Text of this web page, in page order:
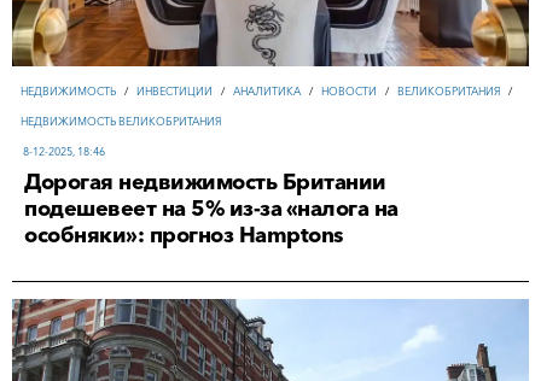
НЕДВИЖИМОСТЬ / ИНВЕСТИЦИИ / АНАЛИТИКА / НОВОСТИ / ВЕЛИКОБРИТАНИЯ /
НЕДВИЖИМОСТЬ ВЕЛИКОБРИТАНИЯ
8-12-2025, 18:46
Дорогая недвижимость Британии
подешевеет на 5% из-за «налога на
особняки»: прогноз Hamptons